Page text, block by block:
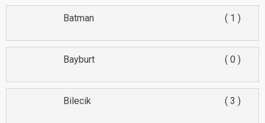
Batman 1
Bayburt 0
Bilecik 3